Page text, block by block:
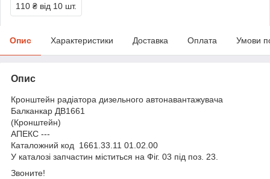
110 ₴ від 10 шт.
Опис Характеристики Доставка Оплата Умови
Опис
Кронштейн радіатора дизельного автонавантажувача
Балканкар ДВ1661
(Кронштейн)
АПЕКС ---
Каталожний код 1661.33.11 01.02.00
У каталозі запчастин міститься на Фіг. 03 під поз. 23.
Звоните!